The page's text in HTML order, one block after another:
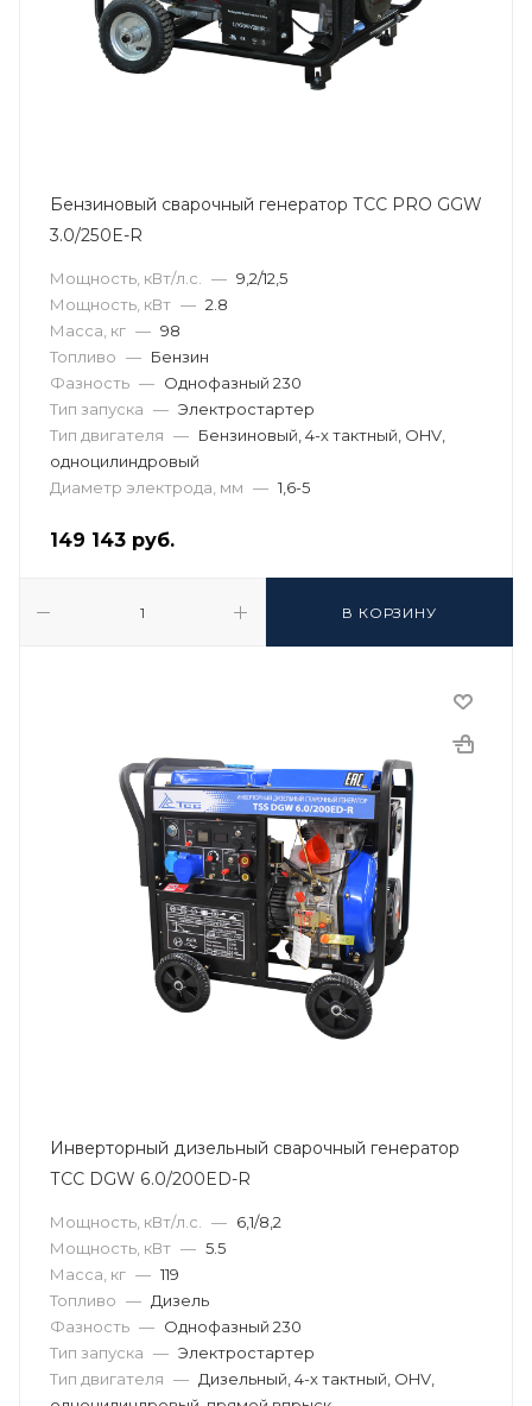
Бензиновый сварочный генератор ТСС PRO GGW
3.0/250E-R
Мощность, кВт/л.с. — 9,2/12,5
Мощность, кВт — 2.8
Масса, кг — 98
Топливо — Бензин
Фазность — Однофазный 230
Тип запуска — Электростартер
Тип двигателя — Бензиновый, 4-х тактный, OHV,
одноцилиндровый
Диаметр электрода, мм — 1,6-5
149 143 руб.
В КОРЗИНУ
Инверторный дизельный сварочный генератор
ТСС DGW 6.0/200ED-R
Мощность, кВт/л.с. — 6,1/8,2
Мощность, кВт — 5.5
Масса, кг — 119
Топливо — Дизель
Фазность — Однофазный 230
Тип запуска — Электростартер
Тип двигателя — Дизельный, 4-х тактный, OHV,